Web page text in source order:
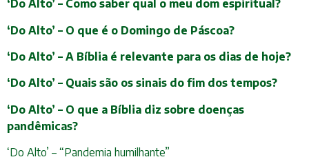
‘Do Alto’ – Como saber qual o meu dom espiritual?
‘Do Alto’ – O que é o Domingo de Páscoa?
‘Do Alto’ – A Bíblia é relevante para os dias de hoje?
‘Do Alto’ – Quais são os sinais do fim dos tempos?
‘Do Alto’ – O que a Bíblia diz sobre doenças
pandêmicas?
‘Do Alto’ – “Pandemia humilhante”